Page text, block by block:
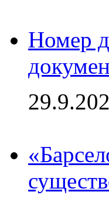
Номер